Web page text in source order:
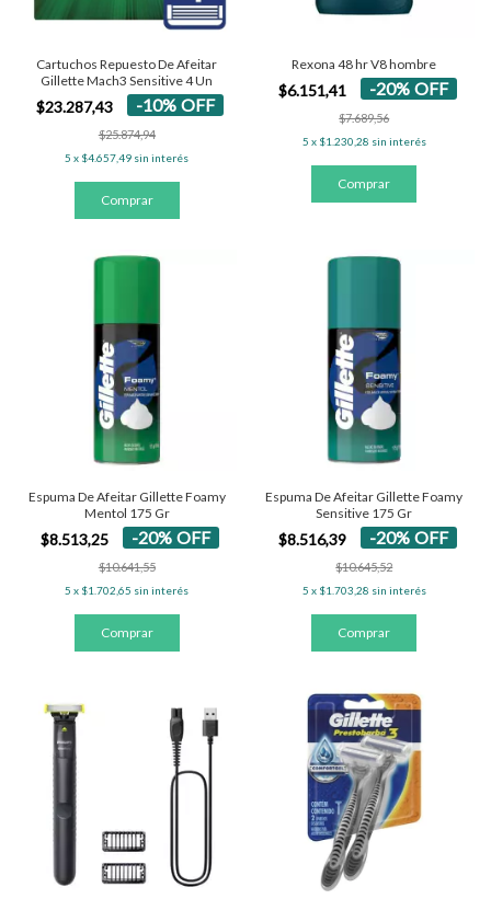
Cartuchos Repuesto De Afeitar
Gillette Mach3 Sensitive 4 Un
$23.287,43 -10%OFF
$25.874,94
5 x $4.657,49 sin interés
Rexona 48 hr V8 hombre
$6.151,41 -20% OFF
$7.689,56
5 x $1.230,28 sin interés
Espuma De Afeitar Gillette Foamy
Mentol 175 Gr
$8.513,25 -20%OFF
$10.641,55
5 x $1.702,65 sin interés
Espuma De Afeitar Gillette Foamy
Sensitive 175 Gr
$8.516,39 -20% OFF
$10.645,52
5 x $1.703,28 sin interés